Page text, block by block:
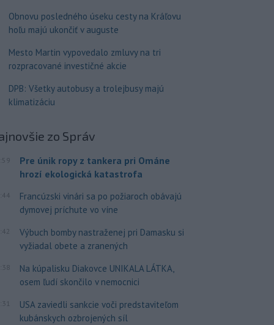
Obnovu posledného úseku cesty na Kráľovu
hoľu majú ukončiť v auguste
Mesto Martin vypovedalo zmluvy na tri
rozpracované investičné akcie
DPB: Všetky autobusy a trolejbusy majú
klimatizáciu
zo Správ
Pre únik ropy z tankera pri Ománe
hrozí ekologická katastrofa
Francúzski vinári sa po požiaroch obávajú
dymovej príchute vo víne
Výbuch bomby nastraženej pri Damasku si
vyžiadal obete a zranených
Na kúpalisku Diakovce UNIKALA LÁTKA,
osem ľudí skončilo v nemocnici
USA zaviedli sankcie voči predstaviteľom
kubánskych ozbrojených síl